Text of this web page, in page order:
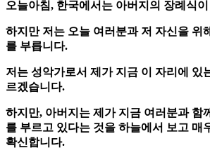
오늘아침, 한국에서는 아버지의 장례식
하지만 저는 오늘 여러분과 저 자신을 위
를 부릅니다.
저는 성악가로서 제가 지금 이 자리에 있
르겠습니다.
하지만, 아버지는 제가 지금 여러분과 함
를 부르고 있다는 것을 하늘에서 보고 매
확신합니다.